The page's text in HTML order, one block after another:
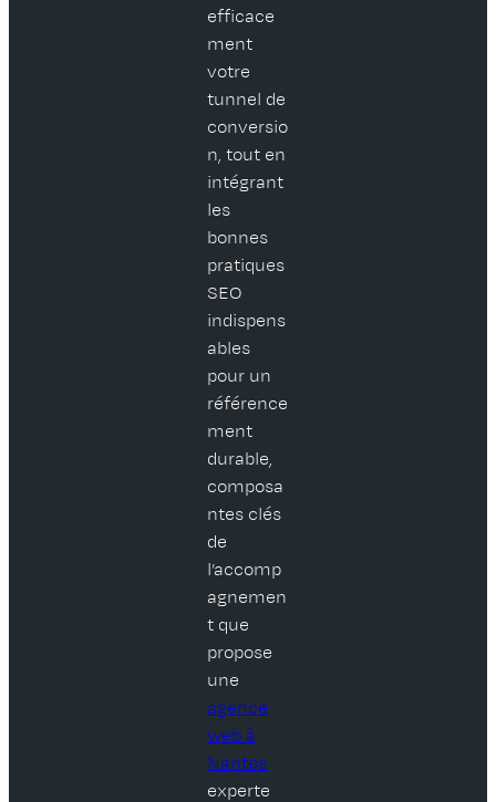
efficace
ment
votre
tunnel de
conversio
n, tout en
intégrant
les
bonnes
pratiques
SEO
indispens
ables
pour un
référence
ment
durable,
composa
ntes clés
de
l’accomp
agnemen
t que
propose
une
agence
web à
Nantes
experte